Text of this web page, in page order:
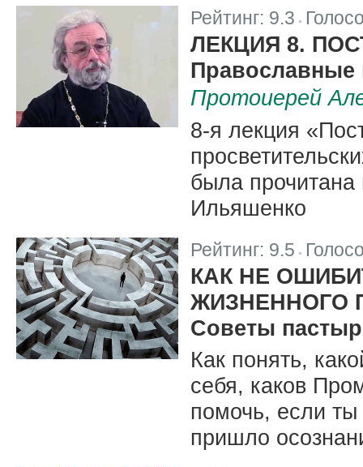
Рейтинг: 9.3 |
ЛЕКЦИЯ 8.
Православные
Протоиерей
8-я лекция
была
Ильяшенко
Рейтинг: 9.5 |
КАК НЕ
ЖИЗНЕННОГО
Советы
Как понять,
себя, каков
помочь, если
пришло